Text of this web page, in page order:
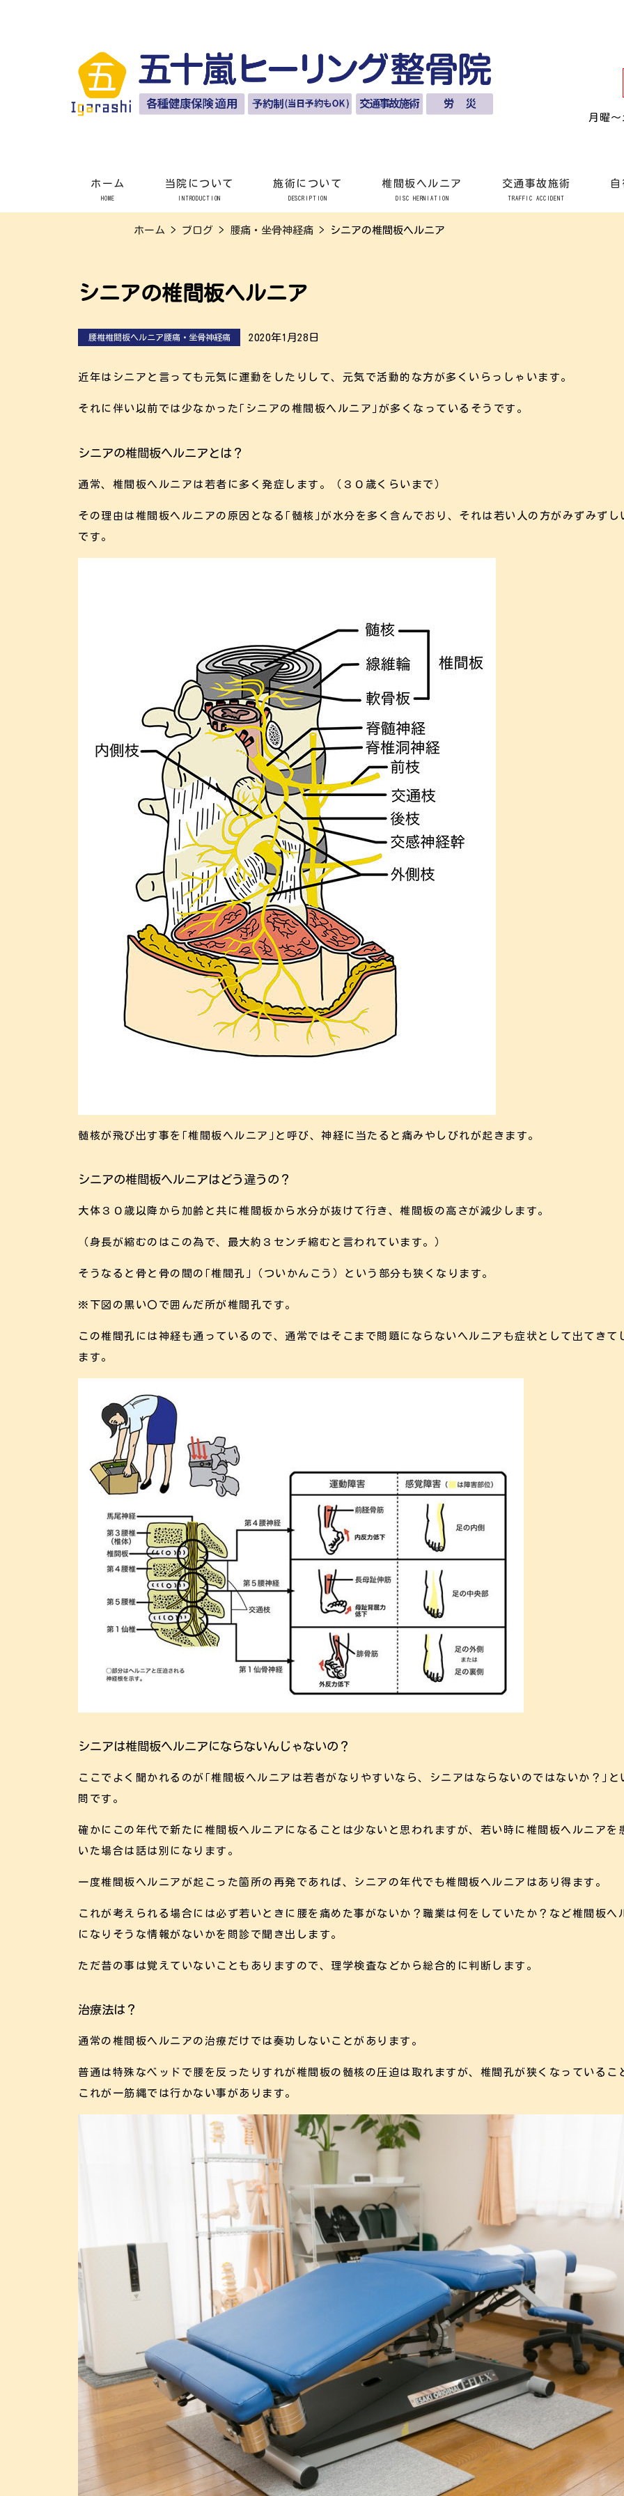
月曜
ホーム
HOME
当院について
INTRODUCTION
施術について
DESCRIPTION
椎間板ヘルニア
DISC HERNIATION
交通事故施術
TRAFFIC ACCIDENT
ホーム > ブログ > 腰痛・坐骨神経痛 > シニアの椎間板ヘルニア
シニアの椎間板ヘルニア
腰椎椎間板ヘルニア腰痛・坐骨神経痛 2020年1月28日
近年はシニアと言っても元気に運動をしたりして、元気で活動的な方が多くいらっしゃいます。
それに伴い以前では少なかった｢シニアの椎間板ヘルニア｣が多くなっているそうです。
シニアの椎間板ヘルニアとは？
通常、椎間板ヘルニアは若者に多く発症します。（３０歳くらいまで）
その理由は椎間板ヘルニアの原因となる｢髄核｣が水分を多く含んでおり、それは若い人の方がみずみずし
です。
髄核が飛び出す事を｢椎間板ヘルニア｣と呼び、神経に当たると痛みやしびれが起きます。
シニアの椎間板ヘルニアはどう違うの？
大体３０歳以降から加齢と共に椎間板から水分が抜けて行き、椎間板の高さが減少します。
（身長が縮むのはこの為で、最大約３センチ縮むと言われています。）
そうなると骨と骨の間の｢椎間孔｣（ついかんこう）という部分も狭くなります。
※下図の黒い〇で囲んだ所が椎間孔です。
この椎間孔には神経も通っているので、通常ではそこまで問題にならないヘルニアも症状として出てきて
ます。
シニアは椎間板ヘルニアにならないんじゃないの？
ここでよく聞かれるのが｢椎間板ヘルニアは若者がなりやすいなら、シニアはならないのではないか？｣と
問です。
確かにこの年代で新たに椎間板ヘルニアになることは少ないと思われますが、若い時に椎間板ヘルニアを
いた場合は話は別になります。
一度椎間板ヘルニアが起こった箇所の再発であれば、シニアの年代でも椎間板ヘルニアはあり得ます。
これが考えられる場合には必ず若いときに腰を痛めた事がないか？職業は何をしていたか？など椎間板ヘ
になりそうな情報がないかを問診で聞き出します。
ただ昔の事は覚えていないこともありますので、理学検査などから総合的に判断します。
治療法は？
通常の椎間板ヘルニアの治療だけでは奏功しないことがあります。
普通は特殊なベッドで腰を反ったりすれが椎間板の髄核の圧迫は取れますが、椎間孔が狭くなっているこ
これが一筋縄では行かない事があります。